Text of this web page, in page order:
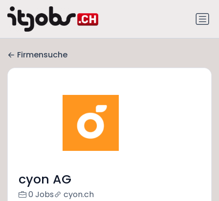
Firmensuche
cyon AG
0 Jobs cyon.ch